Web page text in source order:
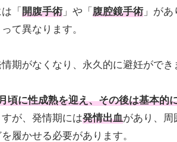
「 開腹手術」や「 腹腔鏡手術」があ
て異なります。
期がなくなり、永久的に避妊ができ
頃に性成熟を迎え、その後は基本的
が、発情期には発情出血があり、周
履かせる必要があります。